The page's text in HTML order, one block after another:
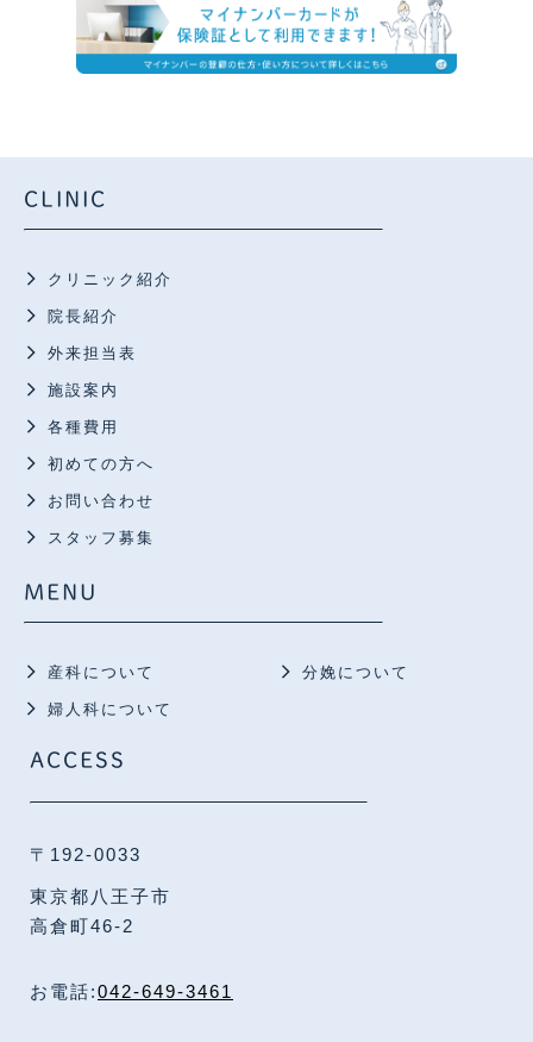
CLINIC
クリニック紹介
院長紹介
外来担当表
施設案内
各種費用
初めての方へ
お問い合わせ
スタッフ募集
MENU
産科について
婦人科について
分娩について
ACCESS
〒192-0033
東京都八王子市
高倉町46-2
お電話:042-649-3461